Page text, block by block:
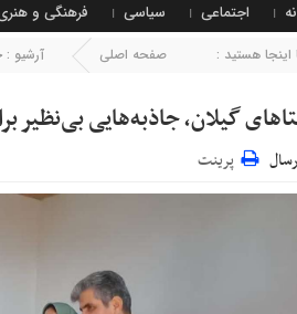
اجتماعی سیاسی فرهنگی و
اینجا هستید : صفحه اصلی آرشیو :
گیلان، جاذبه‌هایی
پرینت